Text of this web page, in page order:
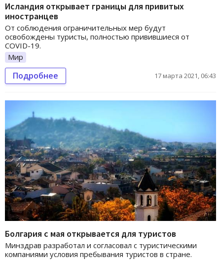
Исландия открывает границы для привитых
иностранцев
От соблюдения ограничительных мер будут
освобождены туристы, полностью привившиеся от
COVID-19.
Мир
Подробнее 17 марта 2021, 06:43
Болгария с мая открывается для туристов
Минздрав разработал и согласовал с туристическими
компаниями условия пребывания туристов в стране.